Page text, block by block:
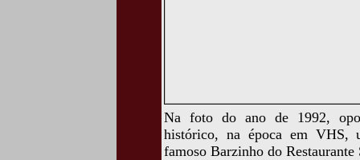
Na foto do ano de 1992,
histórico, na época em VHS,
famoso Barzinho do